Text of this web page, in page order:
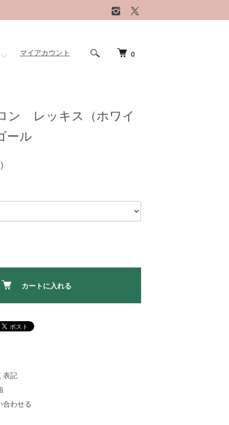
マイアカウント 0
ン レッキス（ホワイ
ール
カートに入れる
表記
合わせる